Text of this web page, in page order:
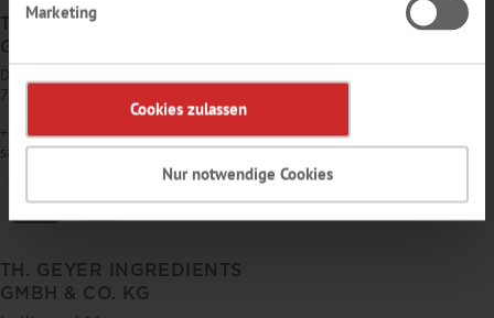
Marketing
Cookies zulassen
Nur notwendige Cookies
TH. GEYER
GMBH & CO. KG
Dornierstr. 4–6
71272 Renningen
+49 7159 1637-0
sales@thgeyer.de
TH. GEYER INGREDIENTS
GMBH & CO. KG